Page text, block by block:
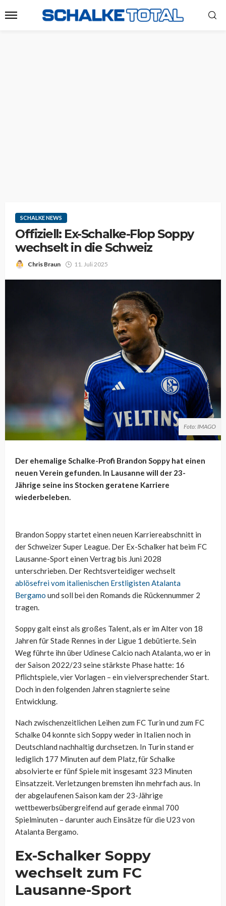
SCHALKE NEWS
Offiziell: Ex-Schalke-Flop Soppy
wechselt in die Schweiz
Chris Braun 11. Juli 2025
Foto: IMAGO
Der ehemalige Schalke-Profi Brandon Soppy hat einen
neuen Verein gefunden. In Lausanne will der 23-
Jährige seine ins Stocken geratene Karriere
wiederbeleben.
Brandon Soppy startet einen neuen Karriereabschnitt in
der Schweizer Super League. Der Ex-Schalker hat beim FC
Lausanne-Sport einen Vertrag bis Juni 2028
unterschrieben. Der Rechtsverteidiger wechselt
ablösefrei vom italienischen Erstligisten Atalanta
Bergamo und soll bei den Romands die Rückennummer 2
tragen.
Soppy galt einst als großes Talent, als er im Alter von 18
Jahren für Stade Rennes in der Ligue 1 debütierte. Sein
Weg führte ihn über Udinese Calcio nach Atalanta, wo er in
der Saison 2022/23 seine stärkste Phase hatte: 16
Pflichtspiele, vier Vorlagen – ein vielversprechender Start.
Doch in den folgenden Jahren stagnierte seine
Entwicklung.
Nach zwischenzeitlichen Leihen zum FC Turin und zum FC
Schalke 04 konnte sich Soppy weder in Italien noch in
Deutschland nachhaltig durchsetzen. In Turin stand er
lediglich 177 Minuten auf dem Platz, für Schalke
absolvierte er fünf Spiele mit insgesamt 323 Minuten
Einsatzzeit. Verletzungen bremsten ihn mehrfach aus. In
der abgelaufenen Saison kam der 23-Jährige
wettbewerbsübergreifend auf gerade einmal 700
Spielminuten – darunter auch Einsätze für die U23 von
Atalanta Bergamo.
Ex-Schalker Soppy
wechselt zum FC
Lausanne-Sport